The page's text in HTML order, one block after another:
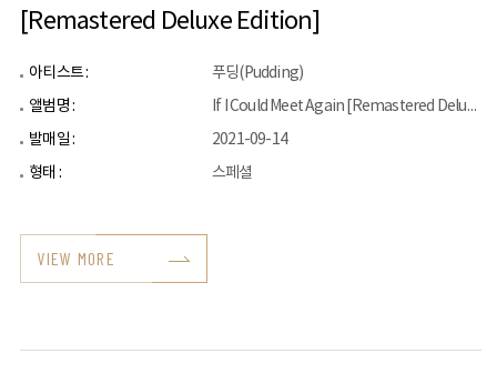
[Remastered Deluxe Edition]
아티스트 :
푸딩(Pudding)
앨범명 :
If I Could Meet Again [Remastered Deluxe Edition]
발매일 :
2021-09-14
형태 :
스페셜
VIEW MORE